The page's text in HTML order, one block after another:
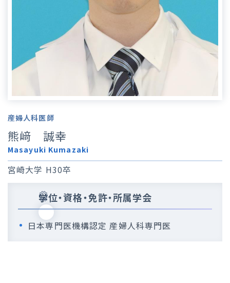
産婦人科医師
熊﨑 誠幸
Masayuki Kumazaki
宮崎大学 H30卒
学位・資格・免許・所属学会
日本専門医機構認定 産婦人科専門医